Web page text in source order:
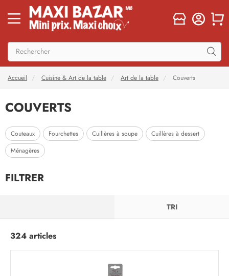
Accueil Cuisine & Art de la table Art de la table Couverts
COUVERTS
Couteaux Fourchettes Cuillères à soupe Cuillères à dessert
Ménagères
FILTRER
TRI
324 articles